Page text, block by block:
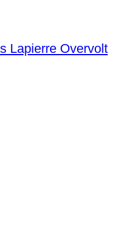
Lapierre Overvolt